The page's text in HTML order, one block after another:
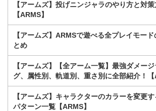
【アームズ】投げニンジャラのやり方と対
【ARMS】
【アームズ】ARMSで遊べる全プレイモード
とめ
【アームズ】【全アーム一覧】最強ダメー
グ、属性別、軌道別、重さ別に全部紹介！【
【アームズ】キャラクターのカラーを変更
パターン一覧【ARMS】